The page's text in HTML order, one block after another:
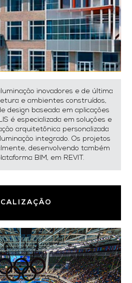
inovadores e de última
e ambientes construídos,
design baseada em aplicações
é especializada em soluções e
arquitetônica personalizada
integrado. Os projetos
desenvolvendo também
BIM, em REVIT.